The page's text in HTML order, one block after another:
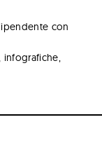
con
infografiche,